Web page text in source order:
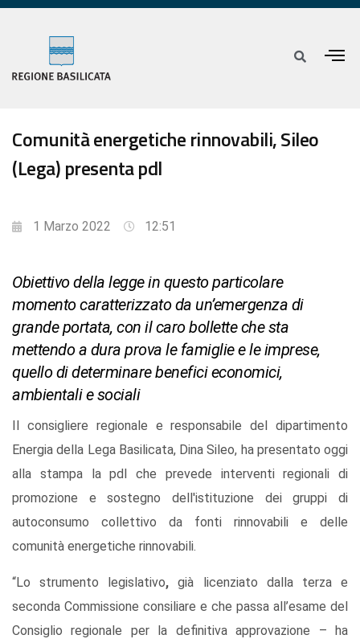
Comunità energetiche rinnovabili, Sileo
(Lega) presenta pdl
1 Marzo 2022 12:51
Obiettivo della legge in questo particolare
momento caratterizzato da un’emergenza di
grande portata, con il caro bollette che sta
mettendo a dura prova le famiglie e le imprese,
quello di determinare benefici economici,
ambientali e sociali
Il consigliere regionale e responsabile del dipartimento
Energia della Lega Basilicata, Dina Sileo, ha presentato oggi
alla stampa la pdl che prevede interventi regionali di
promozione e sostegno dell'istituzione dei gruppi di
autoconsumo collettivo da fonti rinnovabili e delle
comunità energetiche rinnovabili.
“Lo strumento legislativo,già licenziato dalla terza e
seconda Commissione consiliare e che passa all’esame del
Consiglio regionale per la definitiva approvazione – ha